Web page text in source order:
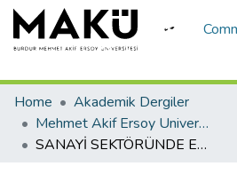
Home
Akademik Dergiler
Mehmet Akif Ersoy University Journal of Social Sciences Institute
SANAYİ SEKTÖRÜNDE ENERJİ TALEP ESNEKLİKLERİNİN TAHMİNİ: OECD ÜLKELERİ ÖRNEĞİ - ESTIMATION OF ENERGY DEMAND ELASTICITY IN INDUSTRIAL SECTOR: THE CASE OF OECD COUNTRIES